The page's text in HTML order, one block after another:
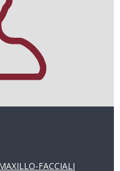
FACCIALI